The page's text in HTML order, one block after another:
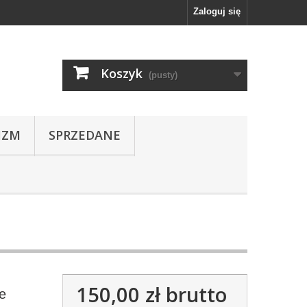
Zaloguj się
Koszyk (pusty)
SPRZEDANE
150,00 złbrutto